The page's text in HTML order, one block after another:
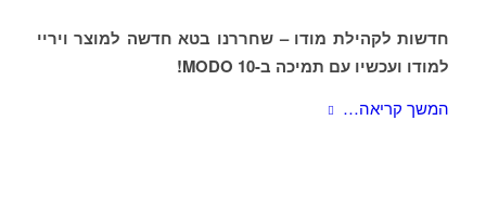
חדשות לקהילת מודו – שחררנו בטא חדשה למוצר ויריי
למודו ועכשיו עם תמיכה ב-MODO 10!
המשך קריאה…